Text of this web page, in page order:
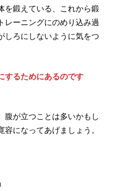
を鍛えている、これから鍛
レーニングにのめり込み過
しろにしないように気をつ
するためにあるのです
腹が立つことは多いかもし
になってあげましょう。